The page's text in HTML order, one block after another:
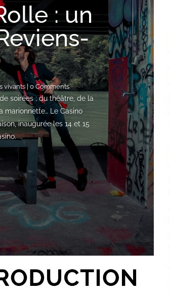
: un
vivants| 0 Comments
soirées ; du théâtre, de la
marionnette… Le Casino
inaugurée les 14 et 15